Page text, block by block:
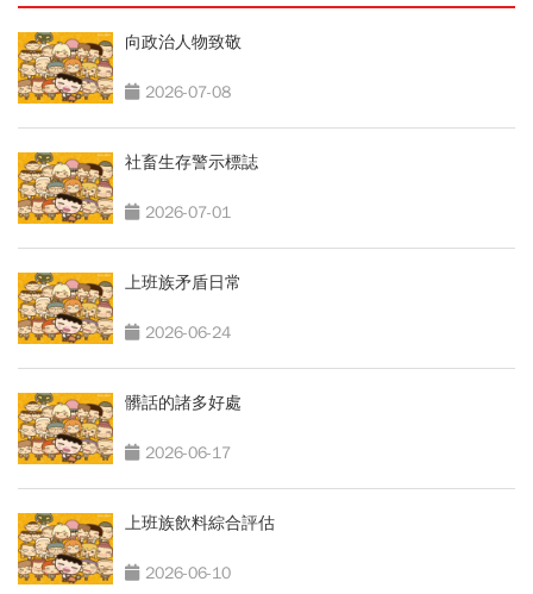
向政治人物致敬
2026-07-08
社畜生存警示標誌
2026-07-01
上班族矛盾日常
2026-06-24
髒話的諸多好處
2026-06-17
上班族飲料綜合評估
2026-06-10